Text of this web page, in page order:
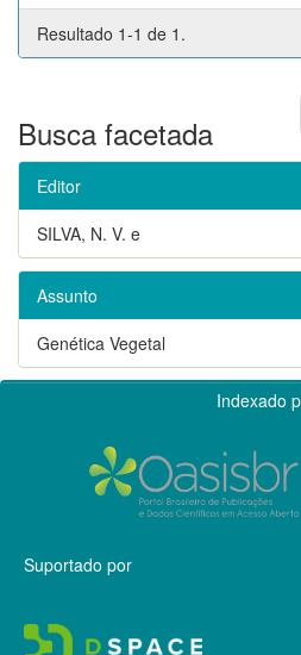
Resultado 1-1 de 1.
Busca facetada
Editor
SILVA, N. V. e
Assunto
Genética Vegetal
Indexado
Suportado por